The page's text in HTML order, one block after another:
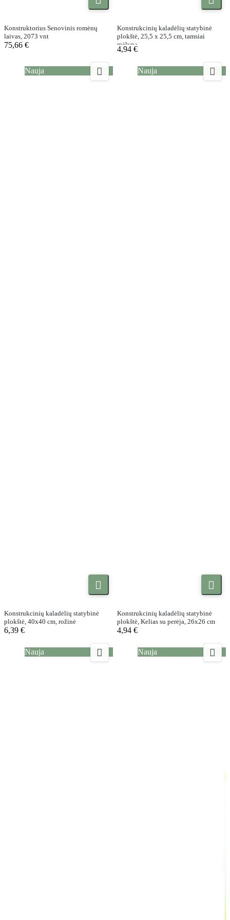
Konstruktorius Senovinis romėnų
laivas, 2073 vnt
75,66 €
Konstrukcinių kaladėlių statybinė
plokštė, 25,5 x 25,5 cm, tamsiai
mėlyna
4,94 €
Nauja 

Konstrukcinių kaladėlių statybinė
plokštė, 40x40 cm, rožinė
6,39 €
Nauja 

Konstrukcinių kaladėlių statybinė
plokštė, Kelias su perėja, 26x26 cm
4,94 €
Nauja  Nauja 